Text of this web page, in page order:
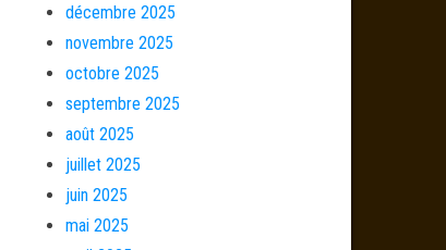
décembre 2025
novembre 2025
octobre 2025
septembre 2025
août 2025
juillet 2025
juin 2025
mai 2025